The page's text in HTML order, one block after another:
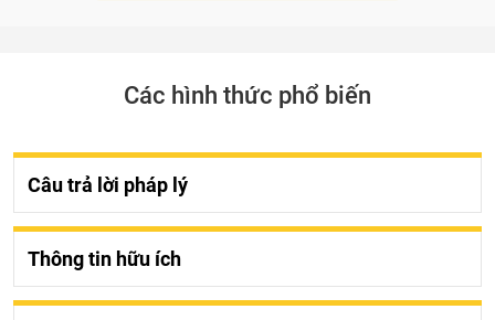
Các hình thức phổ biến
Câu trả lời pháp lý
Thông tin hữu ích